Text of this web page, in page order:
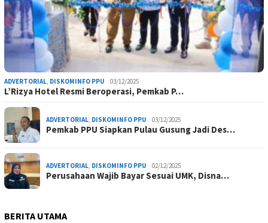
ADVERTORIAL, DISKOMINFO PPU 03/12/2025
L’Rizya Hotel Resmi Beroperasi, Pemkab P…
ADVERTORIAL, DISKOMINFO PPU 03/12/2025
Pemkab PPU Siapkan Pulau Gusung Jadi Des…
ADVERTORIAL, DISKOMINFO PPU 02/12/2025
Perusahaan Wajib Bayar Sesuai UMK, Disna…
BERITA UTAMA